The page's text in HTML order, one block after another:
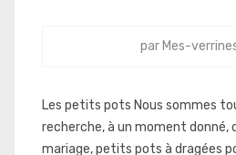
par Mes-
Les petits pots Nous sommes
recherche, à un moment donné,
mariage, petits pots à dragées